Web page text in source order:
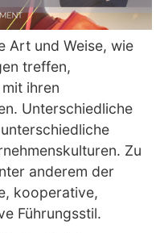
Art und Weise, wie
treffen,
ihren
Unterschiedliche
Zu
anderem der
kooperative,
Führungsstil.